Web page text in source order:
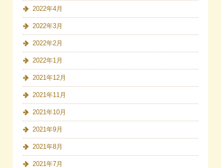
2022年4月
2022年3月
2022年2月
2022年1月
2021年12月
2021年11月
2021年10月
2021年9月
2021年8月
2021年7月